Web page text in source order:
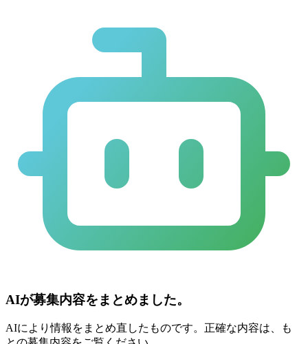
AIが募集内容をまとめました。
AIにより情報をまとめ直したものです。正確な内容は、も